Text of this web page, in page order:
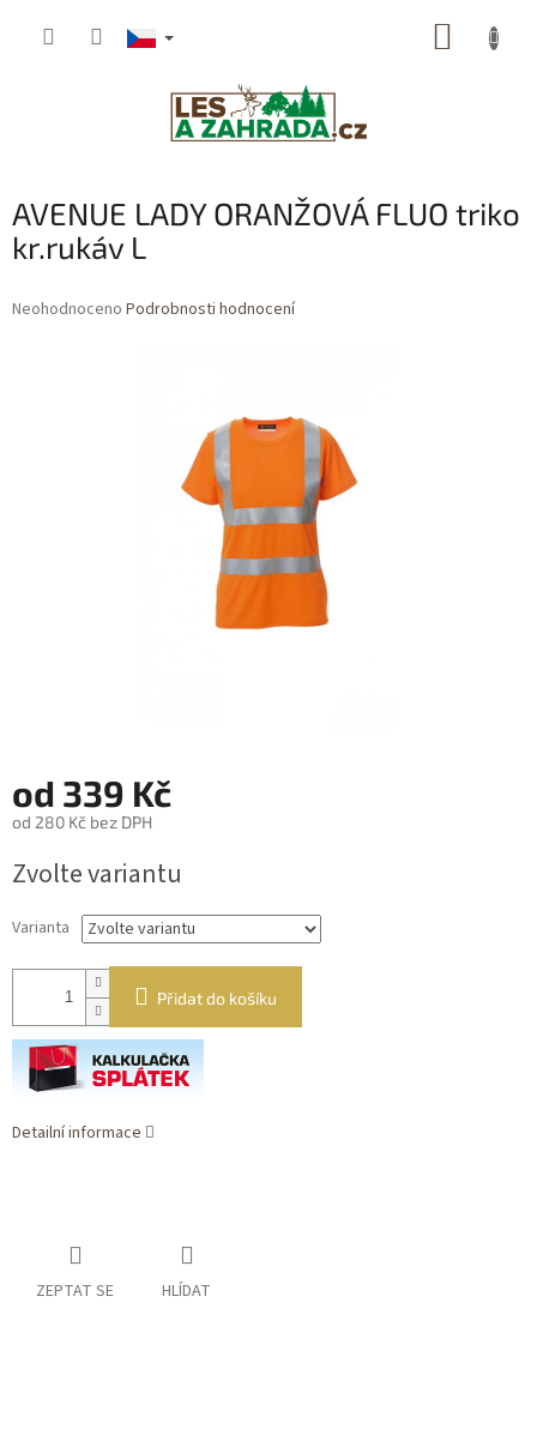
AVENUE LADY ORANŽOVÁ FLUO triko
kr.rukáv L
Průměrné
Neohodnoceno Podrobnosti hodnocení
od 339 Kč
od 280 Kč bez DPH
cena:
Zvolte variantu
Varianta
Přidat do košíku
Detailní informace
ZEPTAT SE HLÍDAT